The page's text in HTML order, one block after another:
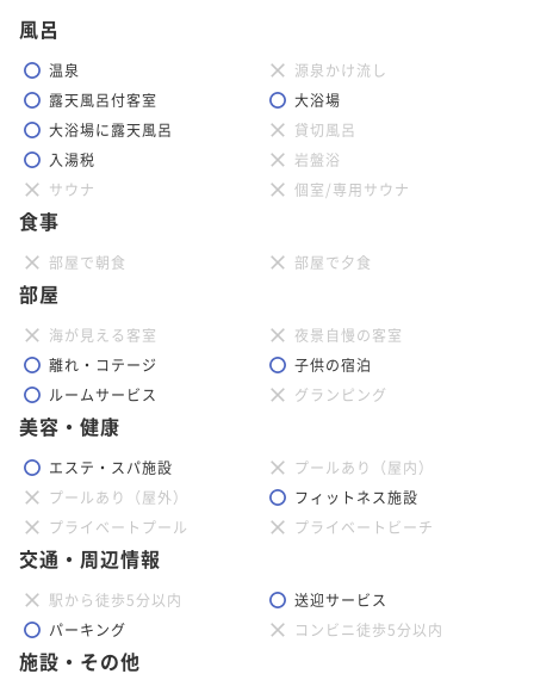
風呂
温泉
源泉かけ流し
露天風呂付客室
大浴場
大浴場に露天風呂
貸切風呂
入湯税
岩盤浴
サウナ
個室/専用サウナ
食事
部屋で朝食 部屋で夕食
部屋
海が見える客室
夜景自慢の客室
離れ・コテージ
子供の宿泊
ルームサービス
グランピング
美容・健康
エステ・スパ施設
プールあり（屋内）
プールあり（屋外）
フィットネス施設
プライベートプール
プライベートビーチ
交通・周辺情報
駅から徒歩5分以内
送迎サービス
パーキング
コンビニ徒歩5分以内
施設・その他